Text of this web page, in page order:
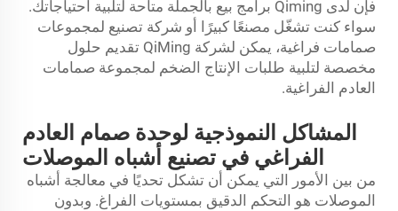
فإن لدى Qiming برامج بيع بالجملة متاحة لتلبية احتياجاتك.
سواء كنت تشغّل مصنعًا كبيرًا أو شركة تصنيع لمجموعات
صمامات فراغية، يمكن لشركة QiMing تقديم حلول
مخصصة لتلبية طلبات الإنتاج الضخم لمجموعة صمامات
العادم الفراغية.
المشاكل النموذجية لوحدة صمام العادم
الفراغي في تصنيع أشباه الموصلات
من بين الأمور التي يمكن أن تشكل تحديًا في معالجة أشباه
الموصلات هو التحكم الدقيق بمستويات الفراغ. وبدون